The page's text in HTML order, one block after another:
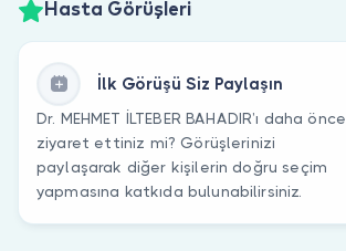
Hasta Görüşleri
İlk Görüşü Siz Paylaşın
Dr. MEHMET İLTEBER BAHADIR’ı daha önce
ziyaret ettiniz mi? Görüşlerinizi
paylaşarak diğer kişilerin doğru seçim
yapmasına katkıda bulunabilirsiniz.